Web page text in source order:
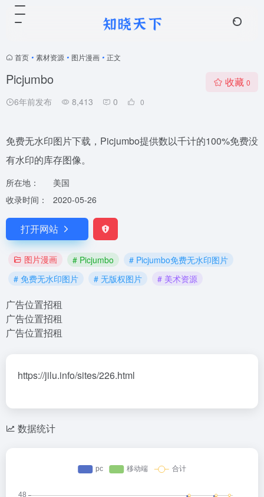
首页 • 素材资源 • 图片漫画 • 正文
Picjumbo
6年前发布 8,413 0 0
收藏 0
免费无水印图片下载，Picjumbo提供数以千计的100%免费没
有水印的库存图像。
所在地：
美国
收录时间：
2020-05-26
打开网站
图片漫画 # Picjumbo
# Picjumbo免费无水印图片
# 免费无水印图片
# 无版权图片 # 美术资源
广告位置招租
广告位置招租
广告位置招租
https://jilu.info/sites/226.html
数据统计